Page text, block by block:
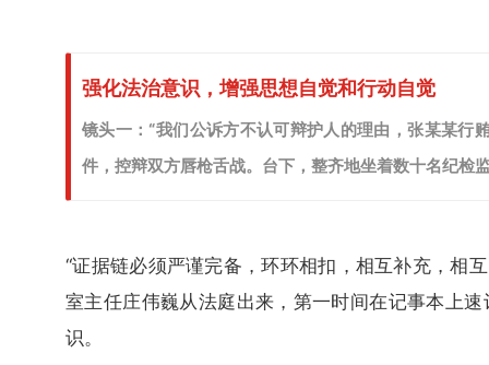
强化法治意识，增强思想自觉和行动自觉
镜头一：“我们公诉方不认可辩护人的理由，张某某
件，控辩双方唇枪舌战。台下，整齐地坐着数十名纪检
“证据链必须严谨完备，环环相扣，相互补充，相
室主任庄伟巍从法庭出来，第一时间在记事本上
识。